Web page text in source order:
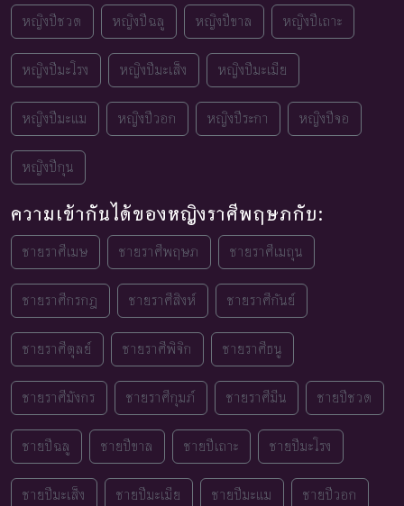
หญิงปีชวด หญิงปีฉลู หญิงปีขาล หญิงปีเถาะ
หญิงปีมะโรง หญิงปีมะเส็ง หญิงปีมะเมีย
หญิงปีมะแม หญิงปีวอก หญิงปีระกา หญิงปีจอ
หญิงปีกุน
ความเข้ากันได้ของหญิงราศีพฤษภกับ:
ชายราศีเมษ ชายราศีพฤษภ ชายราศีเมถุน
ชายราศีกรกฎ ชายราศีสิงห์ ชายราศีกันย์
ชายราศีตุลย์ ชายราศีพิจิก ชายราศีธนู
ชายราศีมังกร ชายราศีกุมภ์ ชายราศีมีน ชายปีชวด
ชายปีฉลู ชายปีขาล ชายปีเถาะ ชายปีมะโรง
ชายปีมะเส็ง ชายปีมะเมีย ชายปีมะแม ชายปีวอก